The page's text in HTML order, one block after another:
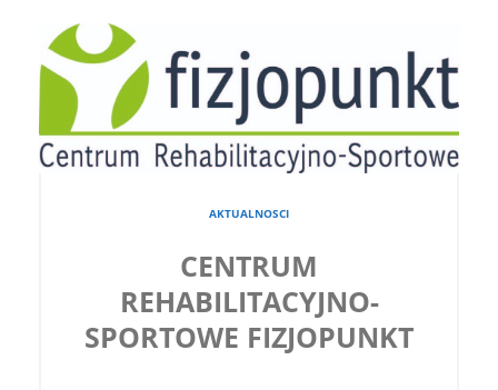
AKTUALNOSCI
CENTRUM
REHABILITACYJNO-
SPORTOWE FIZJOPUNKT